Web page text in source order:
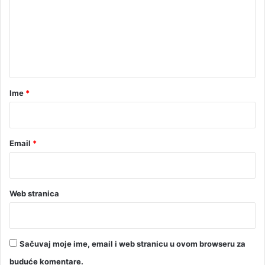
rIme *
Email *
Web stranica
Sačuvaj moje ime, email i web stranicu u ovom browseru za
buduće komentare.